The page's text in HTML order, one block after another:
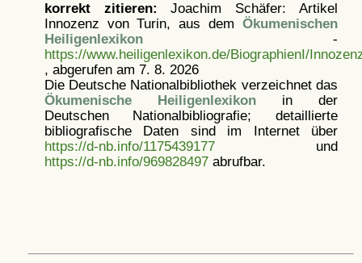
korrekt zitieren: Joachim Schäfer: Artikel
Innozenz von Turin, aus dem Ökumenischen
Heiligenlexikon-
https://www.heiligenlexikon.de/BiographienI/
, abgerufen am 7. 8. 2026
Die Deutsche Nationalbibliothek verzeichnet das
Ökumenische Heiligenlexikonin der
Deutschen Nationalbibliografie; detaillierte
bibliografische Daten sind im Internet über
https://d-nb.info/1175439177und
https://d-nb.info/969828497abrufbar.